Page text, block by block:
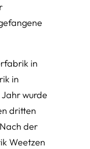
in
in
wurde
dritten
der
Weetzen